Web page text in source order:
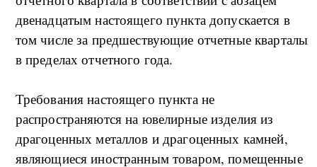
двенадцатым настоящего пункта допускается в
том числе за предшествующие отчетные кварталы
в пределах отчетного года.
Требования настоящего пункта не
распространяются на ювелирные изделия из
драгоценных металлов и драгоценных камней,
являющиеся иностранным товаром, помещенные